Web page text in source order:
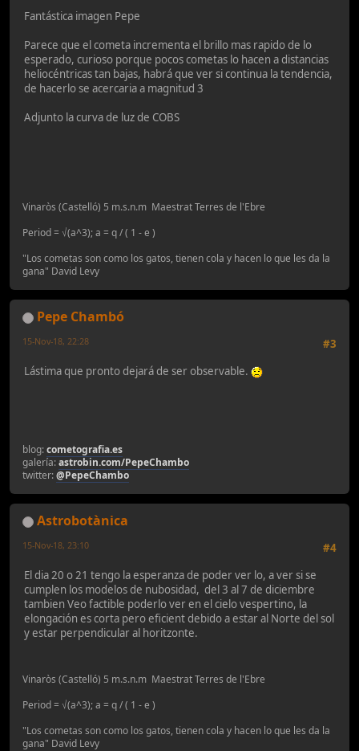
Fantástica imagen Pepe
Parece que el cometa incrementa el brillo mas rapido de lo
esperado, curioso porque pocos cometas lo hacen a distancias
heliocéntricas tan bajas, habrá que ver si continua la tendencia,
de hacerlo se acercaria a magnitud 3
Adjunto la curva de luz de COBS
Vinaròs (Castelló) 5 m.s.n.m Maestrat Terres de l'Ebre
Period = √(a^3); a = q / ( 1 - e )
"Los cometas son como los gatos, tienen cola y hacen lo que les da la
gana" David Levy
Pepe Chambó
#3
15-Nov-18, 22:28
Lástima que pronto dejará de ser observable.
blog:cometografia.es
galería:astrobin.com/PepeChambo
twitter:@PepeChambo
Astrobotànica
#4
15-Nov-18, 23:10
El dia 20 o 21 tengo la esperanza de poder ver lo, a ver si se
cumplen los modelos de nubosidad, del 3 al 7 de diciembre
tambien Veo factible poderlo ver en el cielo vespertino, la
elongación es corta pero eficient debido a estar al Norte del sol
y estar perpendicular al horitzonte.
Vinaròs (Castelló) 5 m.s.n.m Maestrat Terres de l'Ebre
Period = √(a^3); a = q / ( 1 - e )
"Los cometas son como los gatos, tienen cola y hacen lo que les da la
gana" David Levy